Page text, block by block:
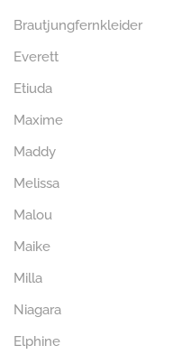
Brautjungfernkleider
Everett
Etiuda
Maxime
Maddy
Melissa
Malou
Maike
Milla
Niagara
Elphine